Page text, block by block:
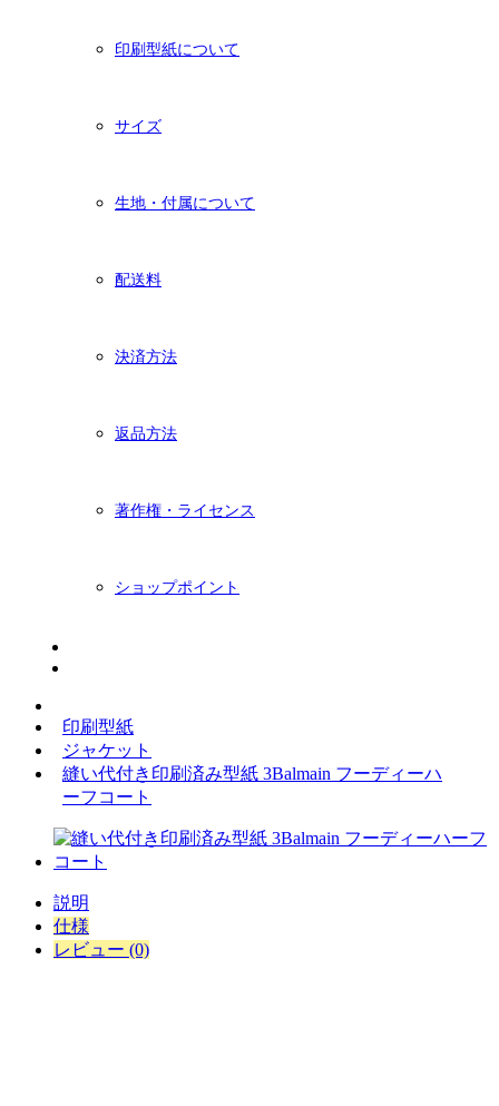
印刷型紙について
サイズ
生地・付属について
配送料
決済方法
返品方法
著作権・ライセンス
ショップポイント
印刷型紙
ジャケット
縫い代付き印刷済み型紙 3Balmain フーディーハ
ーフコート
説明
仕様
レビュー (0)